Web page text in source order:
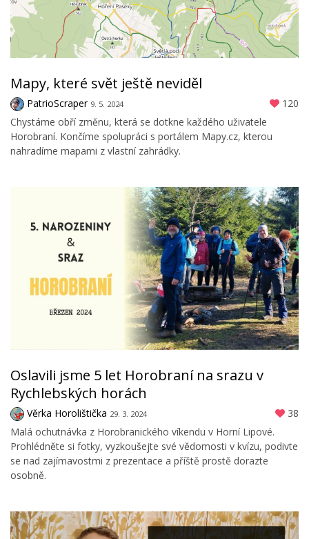
Mapy, které svět ještě neviděl
PatrioScraper 9. 5. 2024
120
Chystáme obří změnu, která se dotkne každého uživatele
Horobraní. Končíme spolupráci s portálem Mapy.cz, kterou
nahradíme mapami z vlastní zahrádky.
Oslavili jsme 5 let Horobraní na srazu v
Rychlebských horách
Věrka Horolištička 29. 3. 2024
38
Malá ochutnávka z Horobranického víkendu v Horní Lipové.
Prohlédněte si fotky, vyzkoušejte své vědomosti v kvízu, podivte
se nad zajímavostmi z prezentace a příště prostě dorazte
osobně.